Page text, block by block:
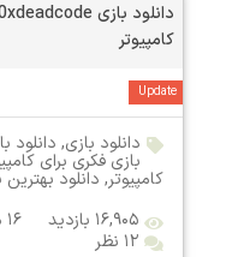
کامپیوتر
Update
دانلود بازی, دانلود
بازی فکری برای
کامپیوتر, دانلود
۱۶,۹۰۵ بازدید
۱۶ مهر ۱۴۰۳
۱۲ نظر